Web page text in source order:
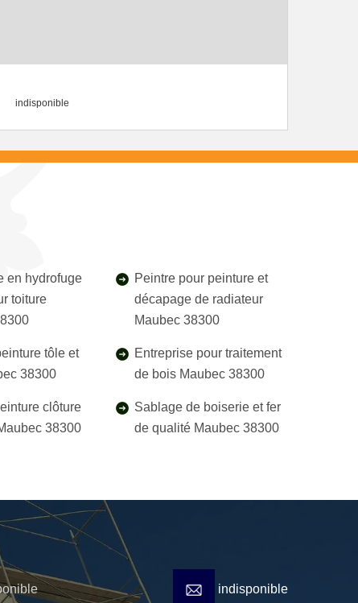
indisponible
en hydrofuge
toiture
tôle et
38300
clôture
38300
Peintre pour peinture et
décapage de radiateur
Maubec 38300
Entreprise pour traitement
de bois Maubec 38300
Sablage de boiserie et fer
de qualité Maubec 38300
indisponible